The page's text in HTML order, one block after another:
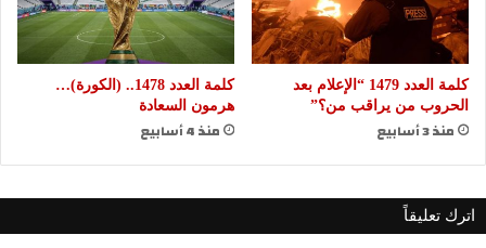
كلمة العدد 1479 “الإعلام بعد
الحروب من يراقب من؟”
منذ 3 أسابيع
كلمة العدد 1478.. (الكورة)…
هرمون السعادة
منذ 4 أسابيع
اترك تعليقاً